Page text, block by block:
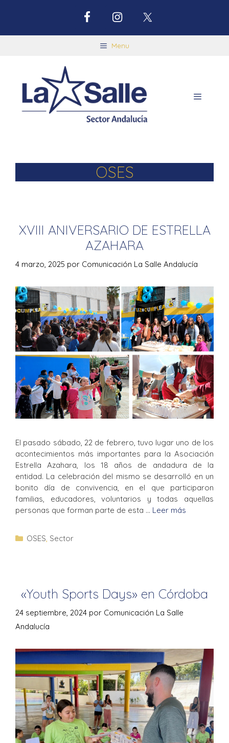
Menu
OSES
XVIII ANIVERSARIO DE ESTRELLA
AZAHARA
4 marzo, 2025 por Comunicación La Salle Andalucía
El pasado sábado, 22 de febrero, tuvo lugar uno de los
acontecimientos más importantes para la Asociación
Estrella Azahara, los 18 años de andadura de la
entidad. La celebración del mismo se desarrolló en un
bonito día de convivencia, en el que participaron
familias, educadores, voluntarios y todas aquellas
personas que forman parte de esta … Leer más
OSES, Sector
«Youth Sports Days» en Córdoba
24 septiembre, 2024 por Comunicación La Salle
Andalucía